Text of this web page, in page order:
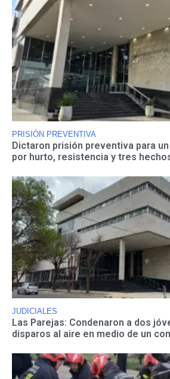
PRISIÓN PREVENTIVA
Dictaron prisión preventiva para
por hurto, resistencia y tres
JUDICIALES
Las Parejas: Condenaron a dos
disparos al aire en medio de un